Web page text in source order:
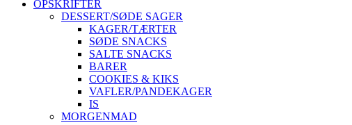
OPSKRIFTER
DESSERT/SØDE SAGER
KAGER/TÆRTER
SØDE SNACKS
SALTE SNACKS
BARER
COOKIES & KIKS
VAFLER/PANDEKAGER
IS
MORGENMAD